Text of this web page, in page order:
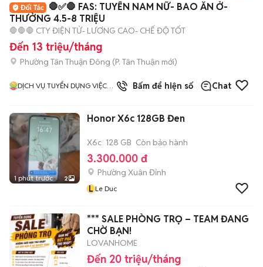
🛑✅🛑 FAS: TUYỂN NAM NỮ- BAO ĂN Ở-
THƯỞNG 4.5-8 TRIỆU
🛑🛑🛑 CTY ĐIỆN TỬ- LƯƠNG CAO- CHẾ ĐỘ TỐT
Đến 13 triệu/tháng
Phường Tân Thuận Đông (P. Tân Thuận mới)
DỊCH VỤ TUYỂN DỤNG VIỆC
5.0 Bấm để hiện số Chat
1 phút trước 2
Honor X6c 128GB Đen
X6c 128 GB Còn bảo hành
3.300.000 đ
Phường Xuân Đỉnh
L Le Duc
*** SALE PHÒNG TRỌ – TEAM ĐANG
CHỜ BẠN!
LOVANHOME
Đến 20 triệu/tháng